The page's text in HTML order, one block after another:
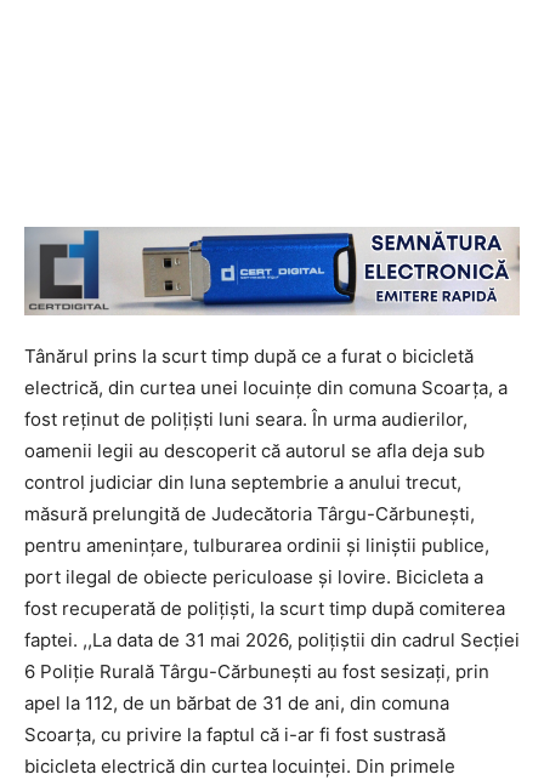
Tânărul prins la scurt timp după ce a furat o bicicletă
electrică, din curtea unei locuinţe din comuna Scoarța, a
fost reținut de polițiști luni seara. În urma audierilor,
oamenii legii au descoperit că autorul se afla deja sub
control judiciar din luna septembrie a anului trecut,
măsură prelungită de Judecătoria Târgu-Cărbunești,
pentru amenințare, tulburarea ordinii și liniștii publice,
port ilegal de obiecte periculoase și lovire. Bicicleta a
fost recuperată de polițiști, la scurt timp după comiterea
faptei. ,,La data de 31 mai 2026, polițiștii din cadrul Secției
6 Poliție Rurală Târgu-Cărbunești au fost sesizați, prin
apel la 112, de un bărbat de 31 de ani, din comuna
Scoarța, cu privire la faptul că i-ar fi fost sustrasă
bicicleta electrică din curtea locuinței. Din primele